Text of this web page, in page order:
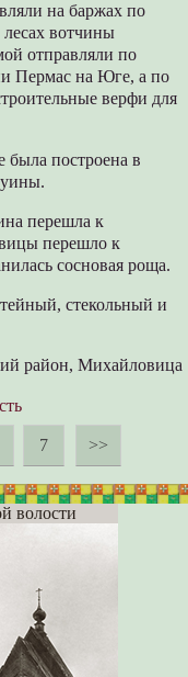
на баржах по
вотчины
отправляли по
Пермас на Юге, а по
верфи для
была построена в
перешла к
перешло к
сосновая роща.
стекольный и
район, Михайловица
7 >>
волости